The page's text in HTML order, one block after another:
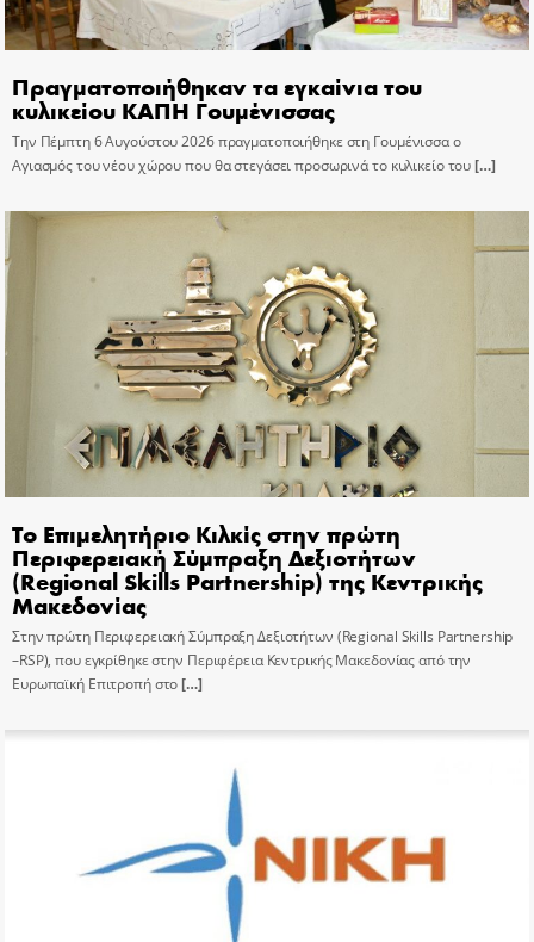
Πραγματοποιήθηκαν τα εγκαίνια του
κυλικείου ΚΑΠΗ Γουμένισσας
Την Πέμπτη 6 Αυγούστου 2026 πραγματοποιήθηκε στη Γουμένισσα ο
Αγιασμός του νέου χώρου που θα στεγάσει προσωρινά το κυλικείο του[…]
Το Επιμελητήριο Κιλκίς στην πρώτη
Περιφερειακή Σύμπραξη Δεξιοτήτων
(Regional Skills Partnership) της Κεντρικής
Μακεδονίας
Στην πρώτη Περιφερειακή Σύμπραξη Δεξιοτήτων (Regional Skills Partnership
–RSP), που εγκρίθηκε στην Περιφέρεια Κεντρικής Μακεδονίας από την
Ευρωπαϊκή Επιτροπή στο[…]